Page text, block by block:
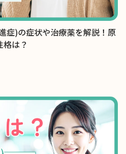
症)の症状や治療薬を解説！原
は？